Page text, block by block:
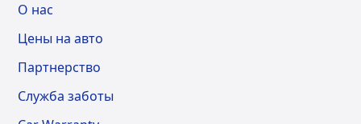
О нас
Цены на авто
Партнерство
Служба заботы